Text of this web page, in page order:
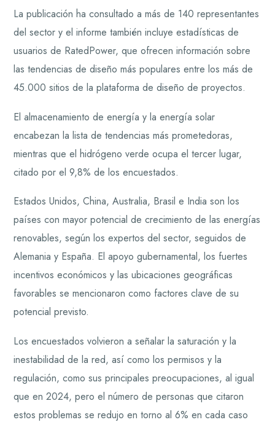
La publicación ha consultado a más de 140 representantes
del sector y el informe también incluye estadísticas de
usuarios de RatedPower, que ofrecen información sobre
las tendencias de diseño más populares entre los más de
45.000 sitios de la plataforma de diseño de proyectos.
El almacenamiento de energía y la energía solar
encabezan la lista de tendencias más prometedoras,
mientras que el hidrógeno verde ocupa el tercer lugar,
citado por el 9,8% de los encuestados.
Estados Unidos, China, Australia, Brasil e India son los
países con mayor potencial de crecimiento de las energías
renovables, según los expertos del sector, seguidos de
Alemania y España. El apoyo gubernamental, los fuertes
incentivos económicos y las ubicaciones geográficas
favorables se mencionaron como factores clave de su
potencial previsto.
Los encuestados volvieron a señalar la saturación y la
inestabilidad de la red, así como los permisos y la
regulación, como sus principales preocupaciones, al igual
que en 2024, pero el número de personas que citaron
estos problemas se redujo en torno al 6% en cada caso